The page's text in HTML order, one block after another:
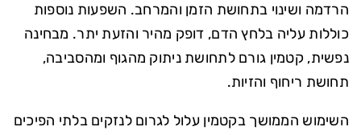
הרדמה ושינוי בתחושת הזמן והמרחב. השפעות נוספות
כוללות עליה בלחץ הדם, דופק מהיר והזעת יתר. מבחינה
נפשית, קטמין גורם לתחושת ניתוק מהגוף ומהסביבה,
תחושת ריחוף והזיות.
השימוש הממושך בקטמין עלול לגרום לנזקים בלתי הפיכים